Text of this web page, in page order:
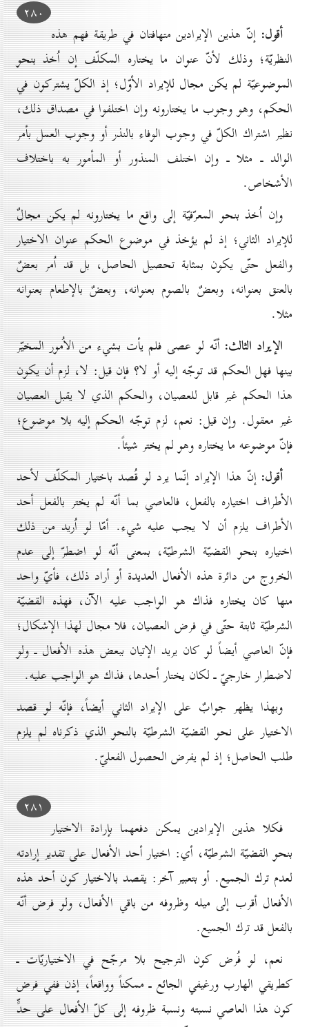
۲۸٠
أقول: إنّ هذين الإيرادين متهافتان في طريقة فهم هذه
النظريّة؛ وذلك لأنّ عنوان ما يختاره المكلّف إن اُخذ بنحو
الموضوعيّة لم يكن مجال للإيراد الأوّل؛ إذ الكلّ يشتركون في
الحكم، وهو وجوب ما يختارونه وإن اختلفوا في مصداق ذلك،
نظير اشتراك الكلّ في وجوب الوفاء بالنذر أو وجوب العمل بأمر
الوالد ـ مثلا ـ وإن اختلف المنذور أو المأمور به باختلاف
الأشخاص.
وإن اُخذ بنحو المعرّفيّة إلى واقع ما يختارونه لم يكن مجالٌ
للإيراد الثاني؛ إذ لم يؤخذ في موضوع الحكم عنوان الاختيار
والفعل حتّى يكون بمثابة تحصيل الحاصل، بل قد اُمر بعضٌ
بالعتق بعنوانه، وبعضٌ بالصوم بعنوانه، وبعضٌ بالإطعام بعنوانه
مثلا.
الإيراد الثالث: أنّه لو عصى فلم يأت بشيء من الاُمور المخيّر
بينها فهل الحكم قد توجّه إليه أو لا؟ فإن قيل: لا، لزم أن يكون
هذا الحكم غير قابل للعصيان، والحكم الذي لا يقبل العصيان
غير معقول. وإن قيل: نعم، لزم توجّه الحكم إليه بلا موضوع؛
فإنّ موضوعه ما يختاره وهو لم يختر شيئاً.
أقول: إنّ هذا الإيراد إنّما يرد لو قُصد باختيار المكلّف لأحد
الأطراف اختياره بالفعل، فالعاصي بما أنّه لم يختر بالفعل أحد
الأطراف يلزم أن لا يجب عليه شيء. أمّا لو اُريد من ذلك
اختياره بنحو القضيّة الشرطيّة، بمعنى أنّه لو اضطرّ إلى عدم
الخروج من دائرة هذه الأفعال العديدة أو أراد ذلك، فأيّ واحد
منها كان يختاره فذاك هو الواجب عليه الآن، فهذه القضيّة
الشرطيّة ثابتة حتّى في فرض العصيان، فلا مجال لهذا الإشكال؛
فإنّ العاصي أيضاً لو كان يريد الإتيان ببعض هذه الأفعال ـ ولو
لاضطرار خارجيّ ـ لكان يختار أحدها، فذاك هو الواجب عليه.
وبهذا يظهر جوابٌ على الإيراد الثاني أيضاً، فإنّه لو قصد
الاختيار على نحو القضيّة الشرطيّة بالنحو الذي ذكرناه لم يلزم
طلب الحاصل؛ إذ لم يفرض الحصول الفعليّ.
۲۸۱
فكلا هذين الإيرادين يمكن دفعهما بإرادة الاختيار
بنحو القضيّة الشرطيّة، أي: اختيار أحد الأفعال على تقدير إرادته
لعدم ترك الجميع. أو بتعبير آخر: يقصد بالاختيار كون أحد هذه
الأفعال أقرب إلى ميله وظروفه من باقي الأفعال، ولو فرض أنّه
بالفعل قد ترك الجميع.
نعم، لو فُرض كون الترجيح بلا مرجّح في الاختياريّات ـ
كطريقي الهارب ورغيفي الجائع ـ ممكناً وواقعاً، إذن ففي فرض
كون هذا العاصي نسبته ونسبة ظروفه إلى كلّ الأفعال على حدٍّ